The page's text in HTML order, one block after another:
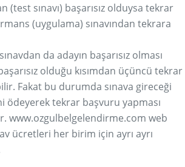
(test sınavı) başarısız olduysa tekrar
(uygulama) sınavından tekrara
da adayın başarısız olması
olduğu kısımdan üçüncü tekrar
Fakat bu durumda sınava gireceği
ödeyerek tekrar başvuru yapması
www.ozgulbelgelendirme.com web
ücretleri her birim için ayrı ayrı